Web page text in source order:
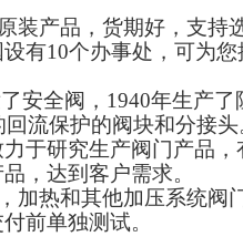
原装产品，货期好，支持
有10个办事处，可为您
安全阀，1940年生产
流保护的阀块和分接
于研究生产阀门产品，
，达到客户需求。
加热和其他加压系统阀
前单独测试。